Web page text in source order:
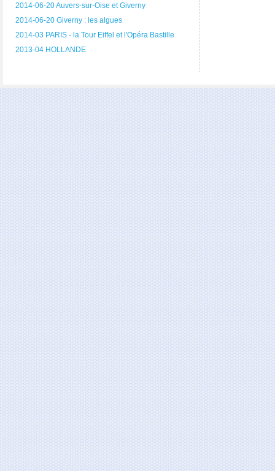
2014-06-20 Auvers-sur-Oise et Giverny
2014-06-20 Giverny : les algues
2014-03 PARIS - la Tour Eiffel et l'Opéra Bastille
2013-04 HOLLANDE